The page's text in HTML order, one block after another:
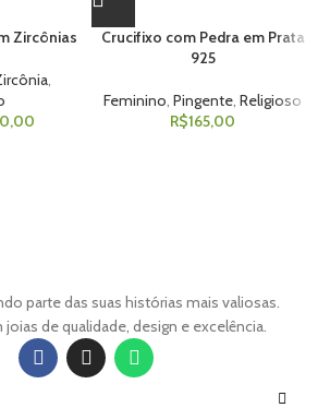
Zircônias
,
Crucifixo com Pedra em Prata
925
Feminino, Pingente, Religioso
R$165,00
parte das suas histórias mais valiosas.
joias de qualidade, design e excelência.